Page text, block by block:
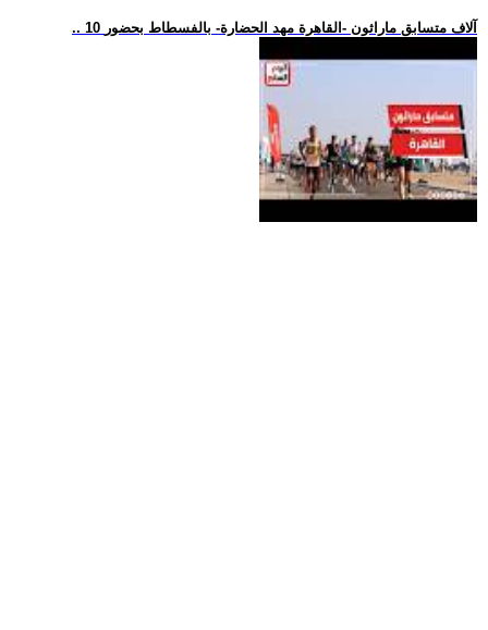
.. 10 آلاف متسابق ماراثون -القاهرة مهد الحضارة- بالفسطاط بحضور